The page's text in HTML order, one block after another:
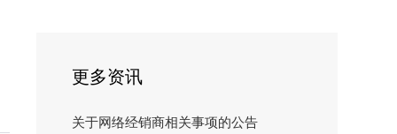
更多资讯
关于网络经销商相关事项的公告